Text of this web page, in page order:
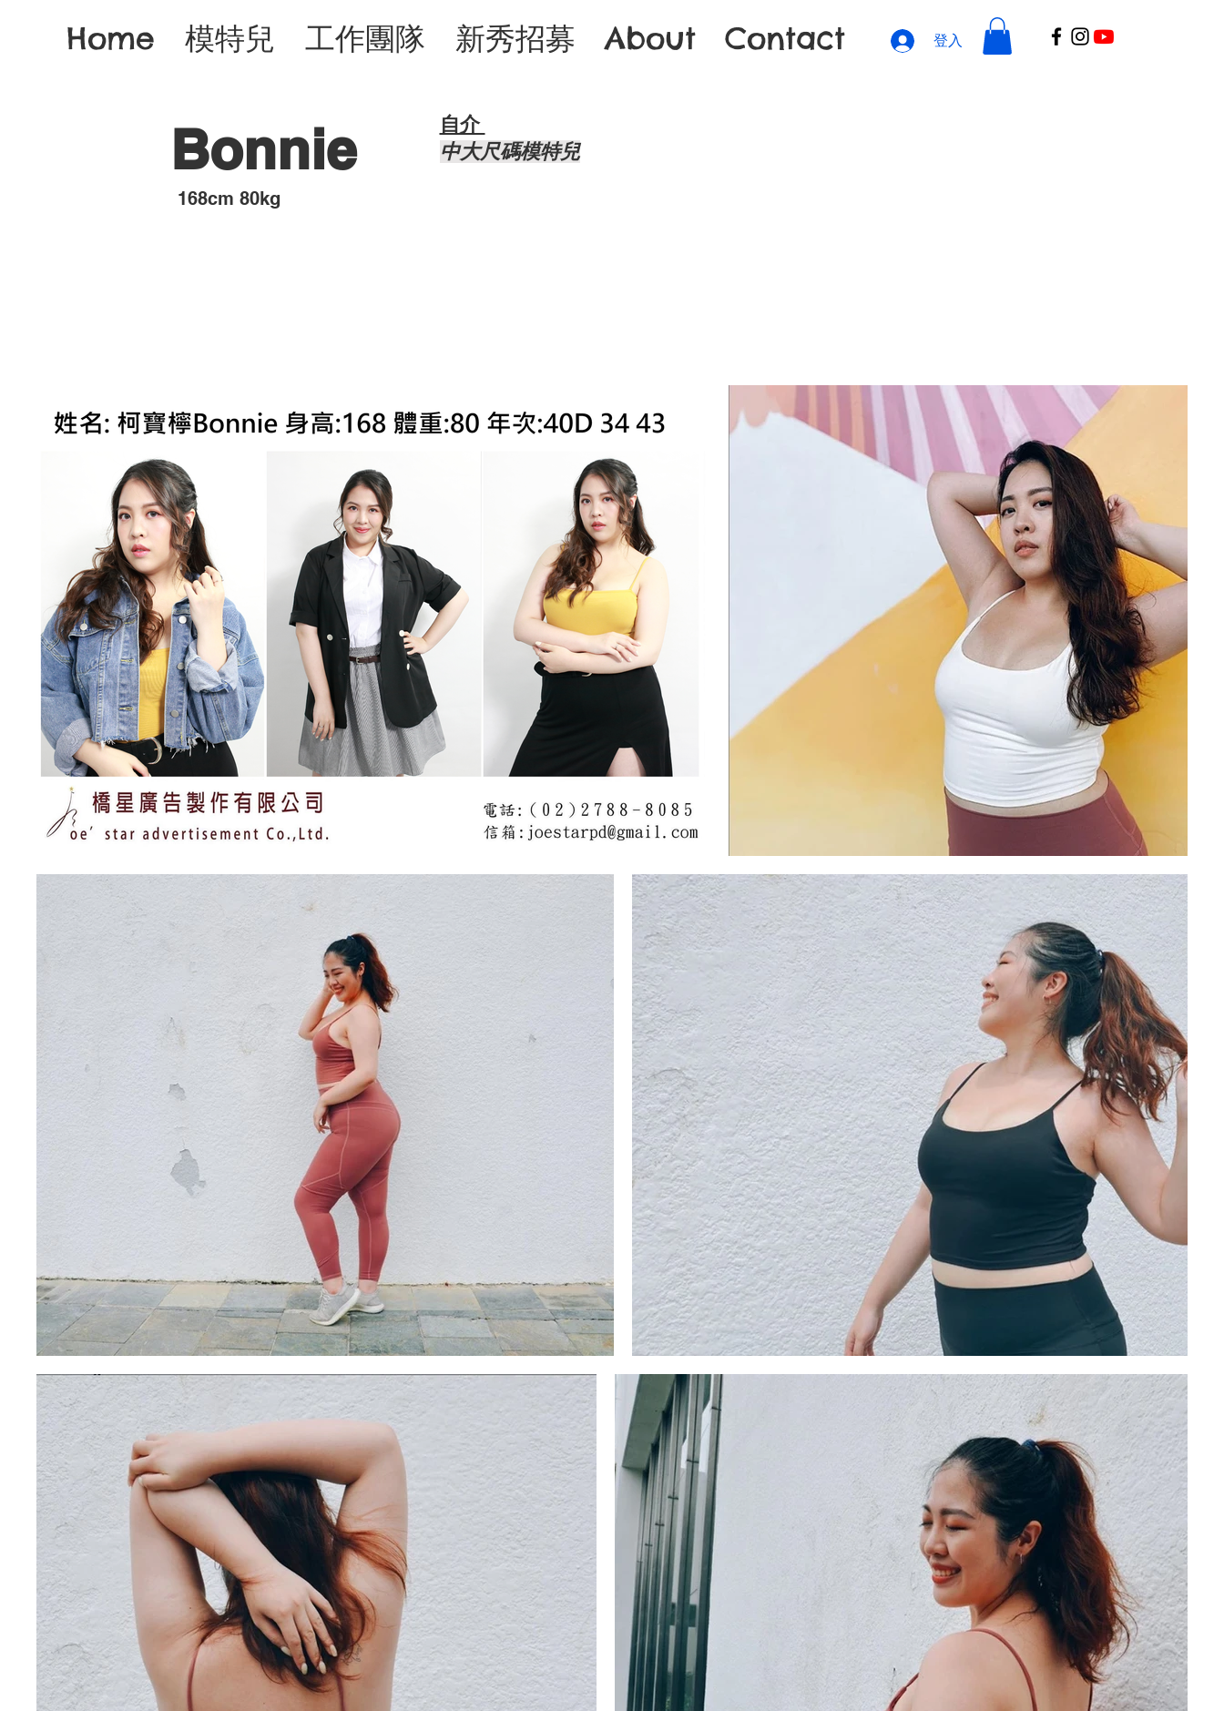
Home 模特兒 工作團隊 新秀招募 About Contact 登入
Bonnie
​168cm 80kg
自介 ​
中大尺碼模特兒